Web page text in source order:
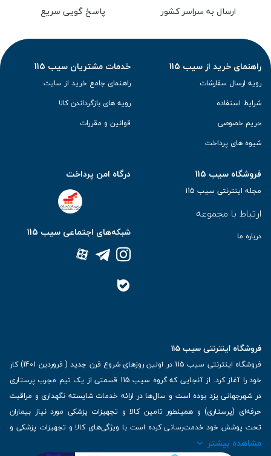
ارسال به سراسر کشور پاسخ گویی سریع
راهنمای خرید از سیب 115
رویه ارسال سفارشات
شرایط استفاده
حریم خصوصی
شیوه های پرداخت
خدمات مشتریان سیب 115
راهنمای جامع خرید از سایت
رویه های بازگرداندن کالا
قوانین و مقررات
فروشگاه سیب 115
مجله اینترنتی سیب 115
ارتباط با مجموعه
درباره ما
درگاه امن پرداخت
شبکه‌های اجتماعی سیب 115
فروشگاه اینترنتی سیب 115
فروشگاه اینترنتی سیب 115 در اولین روزهای شروع قرن جدید ( فروردین 1401) کار
خود را آغاز کرد. از آنجایی که گروه سیب 115 قسمتی از یک تیم مجرب پرستاری
در شهرجهانی یزد بوده است و سال‌ها در ارائه خدمات شایسته نگهداری و مراقبت
حرفه‌ای (پرستاری) و همینطور تامین کالا و تجهیزات پزشکی مورد نیاز بیماران
تحت پوشش خود خدمت‌رسانی کرده است با ویژگی‌های کالا و تجهیزات پزشکی و
برترین برندهای موجود در بازار اطلاعات بسیار ارزشمندی را دارا می‌باشد
مشاهده بیشتر